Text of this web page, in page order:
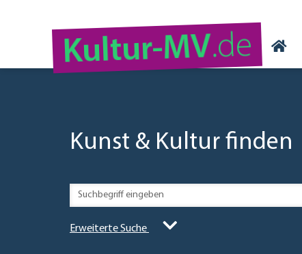
Kultur-MV.de
Kunst & Kultur finden
Erweiterte Suche